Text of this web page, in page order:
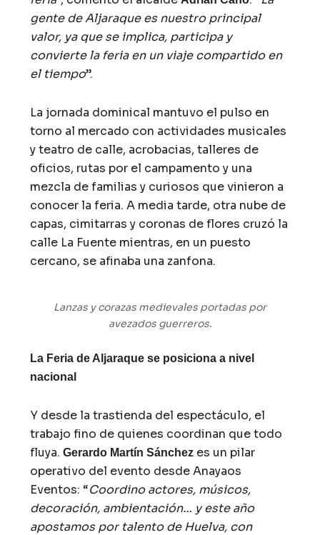
gente de Aljaraque es nuestro principal
valor, ya que se implica, participa y
convierte la feria en un viaje compartido en
el tiempo”.
La jornada dominical mantuvo el pulso en
torno al mercado con actividades musicales
y teatro de calle, acrobacias, talleres de
oficios, rutas por el campamento y una
mezcla de familias y curiosos que vinieron a
conocer la feria. A media tarde, otra nube de
capas, cimitarras y coronas de flores cruzó la
calle La Fuente mientras, en un puesto
cercano, se afinaba una zanfona.
Lanzas y corazas medievales portadas por
avezados guerreros.
La Feria de Aljaraque se posiciona a nivel
nacional
Y desde la trastienda del espectáculo, el
trabajo fino de quienes coordinan que todo
fluya.Gerardo Martín Sánchez es un pilar
operativo del evento desde Anayaos
Eventos: “Coordino actores, músicos,
decoración, ambientación… y este año
apostamos por talento de Huelva, con